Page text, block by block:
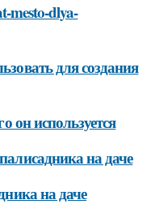
mesto-dlya-
для создания
он используется
на даче
на даче